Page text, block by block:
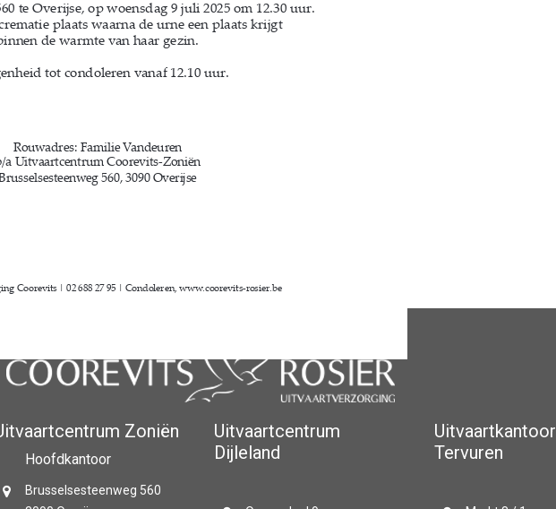
Zoniën
Hoofdkantoor
Brusselsesteenweg 560
Uitvaartcentrum
Dijleland
Uitvaartkantoor
Tervuren